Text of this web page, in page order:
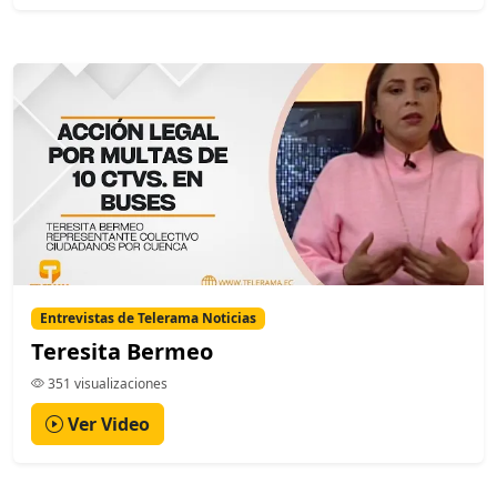
Entrevistas de Telerama Noticias
Teresita Bermeo
351 visualizaciones
Ver Video